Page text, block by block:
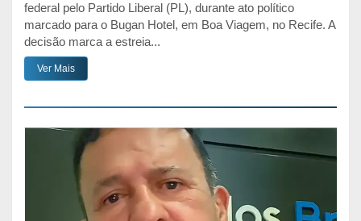
federal pelo Partido Liberal (PL), durante ato político
marcado para o Bugan Hotel, em Boa Viagem, no Recife. A
decisão marca a estreia...
Ver Mais